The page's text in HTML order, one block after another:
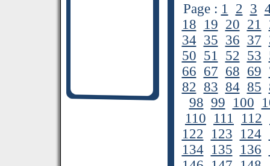
Page : 1 2 3
18 19 20 21
34 35 36 37
50 51 52 53
66 67 68 69
82 83 84 85
98 99 100
110 111 112
122 123 124
134 135 136